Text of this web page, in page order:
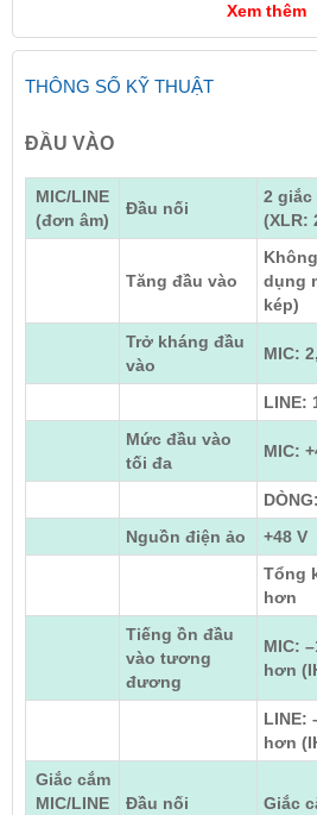
Xem thêm
THÔNG SỐ KỸ THUẬT
ĐẦU VÀO
MIC/LINE
(đơn âm)
Đầu nối
2 giắc
(XLR:
Tăng đầu vào
dụng
kép)
Trở kháng đầu
vào
MIC:
LINE:
Mức đầu vào
tối đa
MIC:
Nguồn điện ảo
+48 V
Tổng
hơn
Tiếng ồn đầu
vào tương
đương
MIC:
hơn
LINE:
hơn
Giắc cắm
MIC/LINE
Đầu nối Giắc